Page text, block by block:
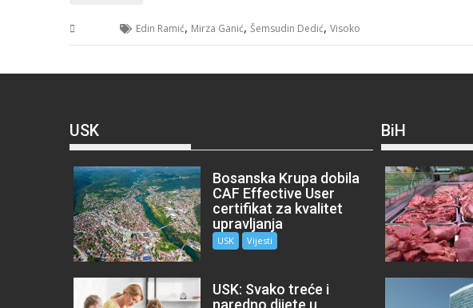
Edin Ramić, Mirza Ganić, Šemsudin Dedić, Visoko
USK
Bosanska Krupa dobila
CAF Effective User
certifikat za kvalitet
upravljanja
USK Vijesti
USK: Svako treće i
BiH